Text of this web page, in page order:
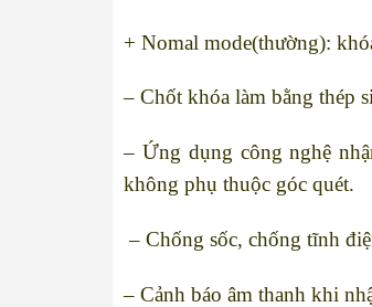
+ Nomal mode(thường):
– Chốt khóa làm bằng thép
– Ứng dụng công nghệ
không phụ thuộc góc quét.
– Chống sốc, chống tĩnh
– Cảnh báo âm thanh khi